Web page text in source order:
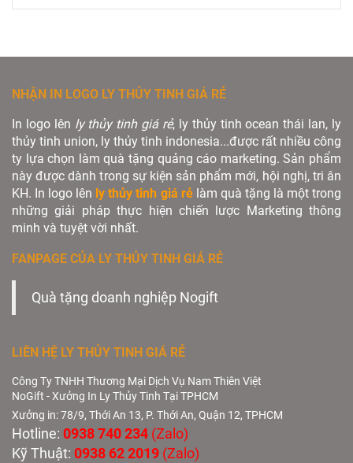
NHẬN IN LOGO LY THỦY TINH GIÁ RẺ
In logo lên ly thủy tinh giá rẻ, ly thủy tinh ocean thái lan, ly
thủy tinh union, ly thủy tinh indonesia...được rất nhiều công
ty lựa chọn làm quà tặng quảng cáo marketing. Sản phẩm
này được dành trong sự kiện sản phẩm mới, hội nghị, tri ân
KH. In logo lên ly thủy tinh giá rẻlàm quà tặng là một trong
những giải pháp thực hiện chiến lược Marketing thông
minh và tuyệt vời nhất.
FANPAGE CỦA LY THỦY TINH GIÁ RẺ
Quà tặng doanh nghiệp Nogift
LIÊN HỆ LY THỦY TINH GIÁ RẺ
Công Ty TNHH Thương Mại Dịch Vụ Nam Thiên Việt
NoGift - Xưởng In Ly Thủy Tinh Tại TPHCM
Xưởng in: 78/9, Thới An 13, P. Thới An, Quận 12, TPHCM
Hotline: 0938 740 234 (Zalo)
Kỹ Thuật: 0938 62 2019 (Zalo)